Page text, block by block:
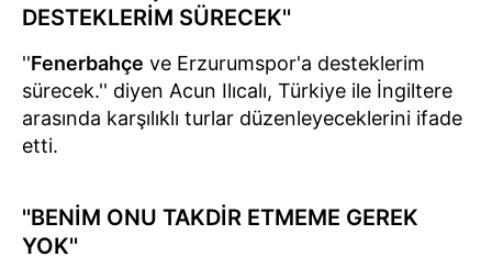
DESTEKLERİM SÜRECEK''
''Fenerbahçe ve Erzurumspor'a desteklerim
sürecek.'' diyen Acun Ilıcalı, Türkiye ile İngiltere
arasında karşılıklı turlar düzenleyeceklerini ifade
etti.
''BENİM ONU TAKDİR ETMEME GEREK
YOK''